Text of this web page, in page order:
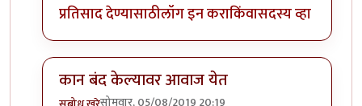
प्रतिसाद देण्यासाठीलॉग इन कराकिंवासदस्य व्हा
कान बंद केल्यावर आवाज येत